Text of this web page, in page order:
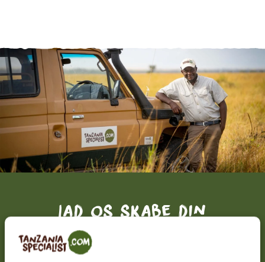
Lad os skabe din
skræddersyede rejse